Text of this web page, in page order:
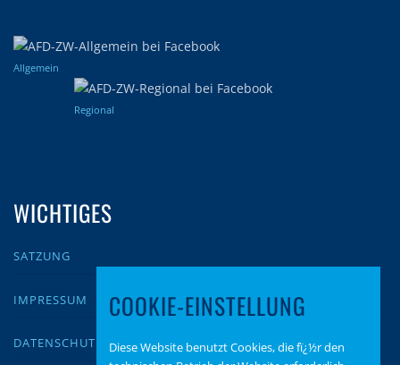
Allgemein
Regional
WICHTIGES
SATZUNG
IMPRESSUM
DATENSCHUTZ
COOKIE-EINSTELLUNG
Diese Website benutzt Cookies, die fï¿½r den